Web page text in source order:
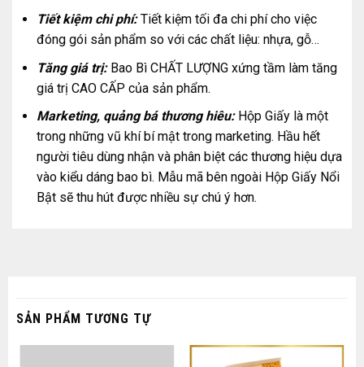
Tiết kiệm chi phí:Tiết kiệm tối đa chi phí cho việc
đóng gói sản phẩm so với các chất liệu: nhựa, gỗ…
Tăng giá trị:Bao Bì CHẤT LƯỢNG xứng tầm làm tăng
giá trị CAO CẤP của sản phẩm.
Marketing, quảng bá thương hiêu:Hộp Giấy là một
trong những vũ khí bí mật trong marketing. Hầu hết
người tiêu dùng nhận và phân biệt các thương hiệu dựa
vào kiểu dáng bao bì. Mẫu mã bên ngoài Hộp Giấy Nổi
Bật sẽ thu hút được nhiều sự chú ý hơn.
SẢN PHẨM TƯƠNG TỰ